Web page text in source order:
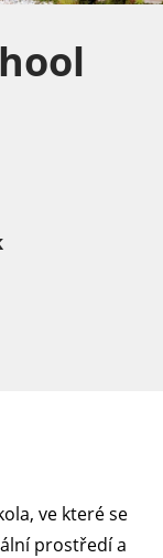
ve které se
prostředí a